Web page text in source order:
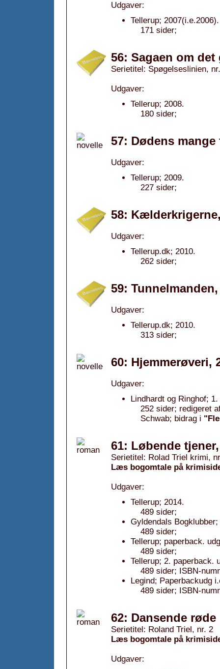
Udgaver:
Tellerup; 2007(i.e.2006).
171 sider;
56: Sagaen om
Serietitel: Spøgelseslinien,
Udgaver:
Tellerup; 2008.
180 sider;
57: Dødens
Udgaver:
Tellerup; 2009.
227 sider;
58:
Udgaver:
Tellerup.dk; 2010.
262 sider;
59: Tunnelmanden,
Udgaver:
Tellerup.dk; 2010.
313 sider;
60: Hjemmerøveri,
Udgaver:
Lindhardt og Ringhof;
252 sider; redigeret
Schwab; bidrag i
61: Løbende
Serietitel: Rolad Triel krimi,
Læs bogomtale på
Udgaver:
Tellerup; 2014.
489 sider;
Gyldendals
489 sider;
Tellerup; paperback.
489 sider;
Tellerup; 2. paperback.
489 sider; ISBN-
Legind; Paperbackudg
489 sider; ISBN-
62: Dansende
Serietitel: Roland Triel, nr. 2
Læs bogomtale på
Udgaver: